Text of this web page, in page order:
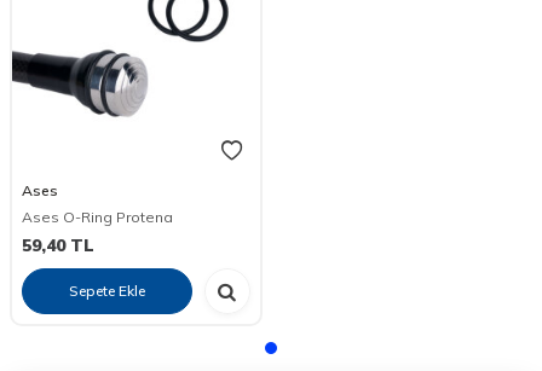
Ases
Ases O-Ring Protena
59,40TL
Sepete Ekle